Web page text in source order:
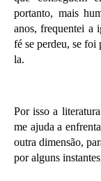
portanto, mais
anos, frequentei a
fé se perdeu, se
la.
Por isso a
me ajuda a
outra dimensão,
por alguns